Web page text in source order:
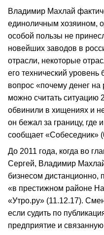
Владимир Махлай
единоличным хозяином,
особой пользы не
новейших заводов в
отрасли, некоторые
его технический
вопрос «почему денег на
можно считать ситуацию
обвинили в хищениях и
он бежал за границу, где
сообщает «Собеседник»
До 2011 года, когда во
Сергей, Владимир
бизнесом дистанционно,
«в престижном районе
«Утро.ру» (11.12.17).
если судить по
предприятие и